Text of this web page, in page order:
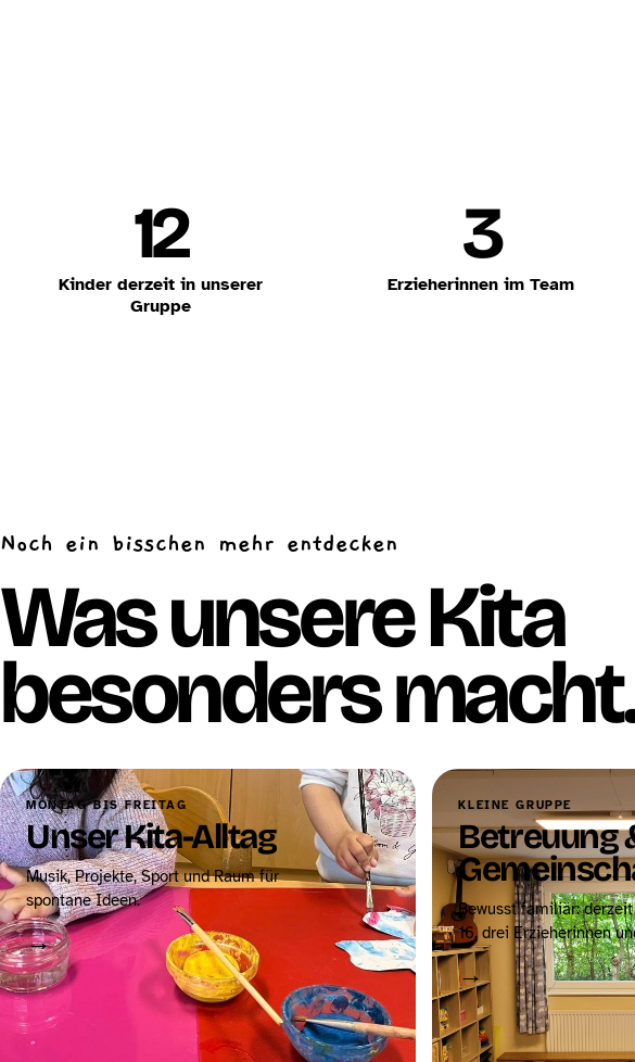
12
Kinder derzeit in unserer
Gruppe
3
Erzieherinnen im Team
Noch ein bisschen mehr entdecken
Was unsere Kita
besonders
MONTAG BIS FREITAG
Unser Kita-Alltag
Musik, Projekte, Sport und Raum für
spontane Ideen.
→
KLEINE GRUPPE
Betreuung
Bewusst familiär:
16, drei Erzieherinnen
→